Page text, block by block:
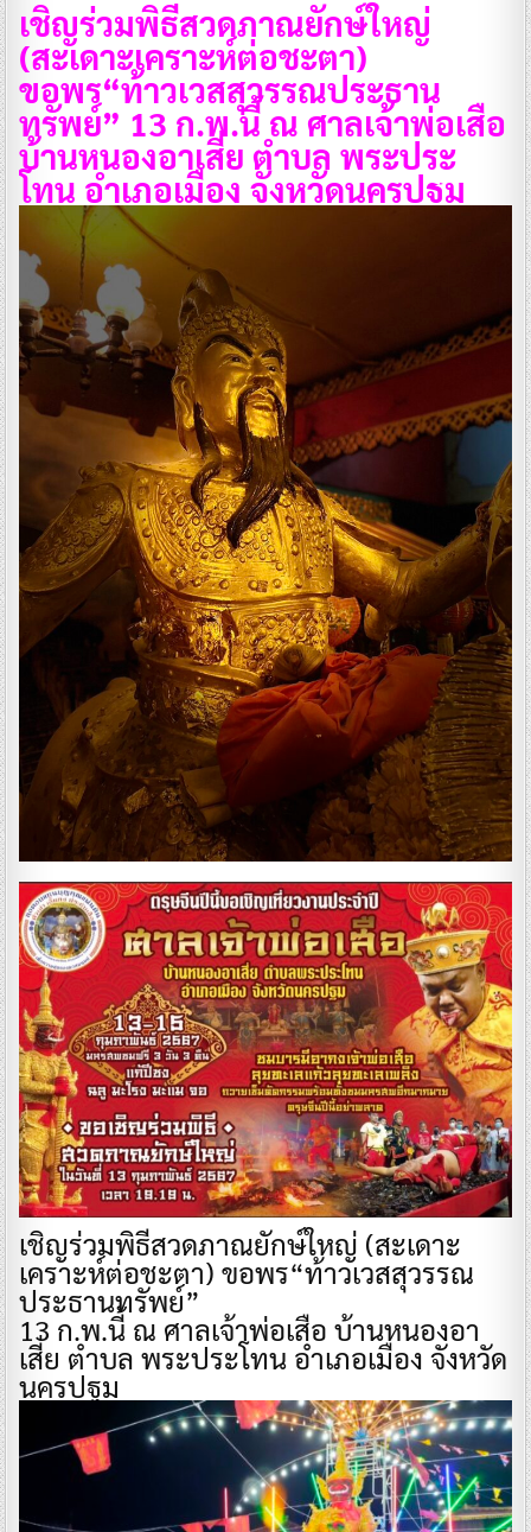
เชิญร่วมพิธีสวดภาณยักษ์ใหญ่
(สะเดาะเคราะห์ต่อชะตา)
ขอพร“ท้าวเวสสุวรรณประธาน
ทรัพย์” 13 ก.พ.นี้ ณ ศาลเจ้าพ่อเสือ
บ้านหนองอาเสี่ย ตำบล พระประ
โทน อำเภอเมือง จังหวัดนครปฐม
เชิญร่วมพิธีสวดภาณยักษ์ใหญ่ (สะเดาะ
เคราะห์ต่อชะตา) ขอพร“ท้าวเวสสุวรรณ
ประธานทรัพย์”
13 ก.พ.นี้ ณ ศาลเจ้าพ่อเสือ บ้านหนองอา
เสี่ย ตำบล พระประโทน อำเภอเมือง จังหวัด
นครปฐม